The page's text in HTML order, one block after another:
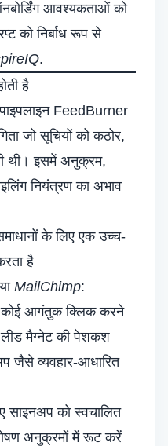
आवश्यकताओं को
को निर्बाध रूप से
.
है
FeedBurner
जो सूचियों को कठोर,
थी। इसमें अनुक्रम,
नियंत्रण का अभाव
के लिए एक उच्च-
है
MailChimp:
आगंतुक क्लिक करने
लीड मैग्नेट की पेशकश
जैसे व्यवहार-आधारित
साइनअप को स्वचालित
अनुक्रमों में रूट करें